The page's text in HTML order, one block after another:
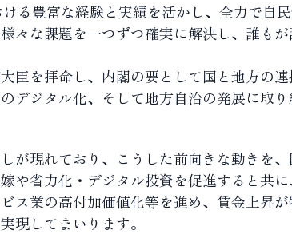
る豊富な経験と実績を活かし、全力で自
々な課題を一つずつ確実に解決し、誰も
臣を拝命し、内閣の要として国と地方の
デジタル化、そして地方自治の発展に取
が現れており、こうした前向きな動きを
や省力化・デジタル投資を促進すると共
ス業の高付加価値化等を進め、賃金上昇が
現してまいります。